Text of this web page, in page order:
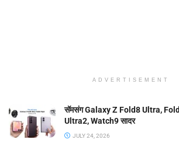
ADVERTISEMENT
सॅमसंग Galaxy Z Fold8 Ultra,
Ultra2, Watch9 सादर
JULY 24, 2026